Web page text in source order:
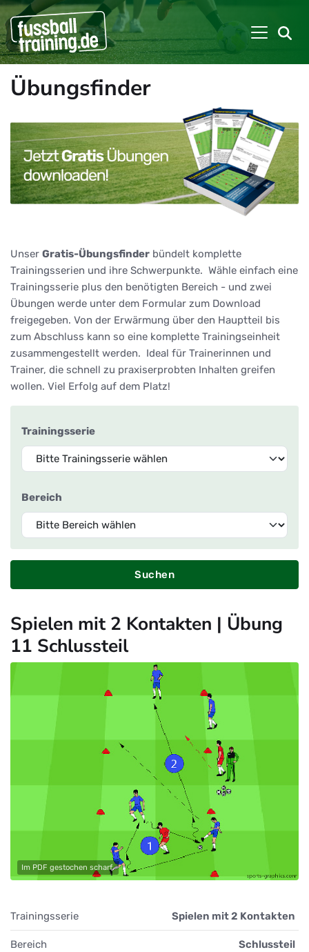
Übungsfinder
Unser Gratis-Übungsfinder bündelt komplette
Trainingsserien und ihre Schwerpunkte. Wähle einfach eine
Trainingsserie plus den benötigten Bereich - und zwei
Übungen werde unter dem Formular zum Download
freigegeben. Von der Erwärmung über den Hauptteil bis
zum Abschluss kann so eine komplette Trainingseinheit
zusammengestellt werden. Ideal für Trainerinnen und
Trainer, die schnell zu praxiserprobten Inhalten greifen
wollen. Viel Erfolg auf dem Platz!
Trainingsserie
Bereich
Suchen
Spielen mit 2 Kontakten | Übung
11 Schlussteil
Im PDF gestochen scharf.
Trainingsserie Spielen mit 2 Kontakten
Bereich Schlussteil